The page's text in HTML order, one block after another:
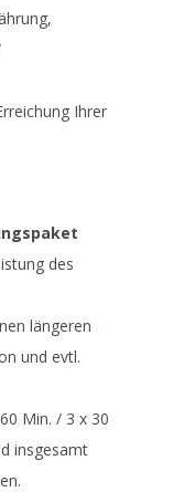
Ihrer
des
längeren
und evtl.
Min. / 3 x 30
insgesamt